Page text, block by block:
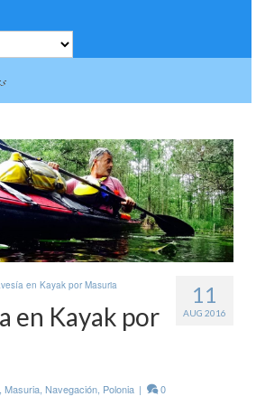
11
AUG 2016
en Kayak por Masuria
en Kayak por
Masuria Navegación Polonia | 0